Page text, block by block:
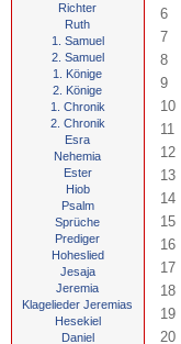
Richter
Ruth
1. Samuel
2. Samuel
1. Könige
2. Könige
1. Chronik
2. Chronik
Esra
Nehemia
Ester
Hiob
Psalm
Sprüche
Prediger
Hoheslied
Jesaja
Jeremia
Klagelieder Jeremias
Hesekiel
Daniel
6
7
8
9
10
11
12
13
14
15
16
17
18
19
20